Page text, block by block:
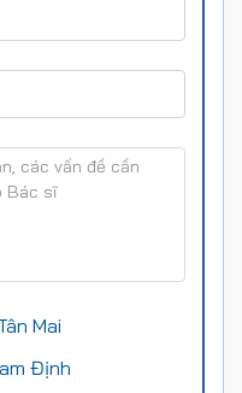
Mai
Định